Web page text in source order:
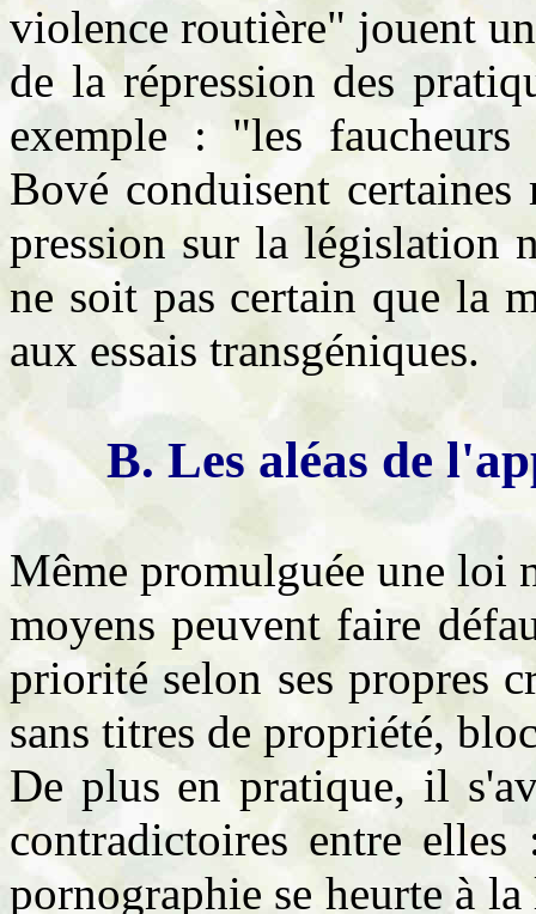
violence routière" jouent
de la répression des
exemple : "les
Bové conduisent
pression sur la législation
ne soit pas certain que la
aux essais transgéniques.
B. Les aléas de
Même promulguée une loi
moyens peuvent faire
priorité selon ses propres
sans titres de propriété,
De plus en pratique, il
contradictoires entre
pornographie se heurte à